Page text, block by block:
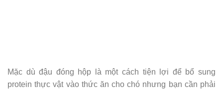
Mặc dù đậu đóng hộp là một cách tiện lợi để bổ sung
protein thực vật vào thức ăn cho chó nhưng bạn cần phải